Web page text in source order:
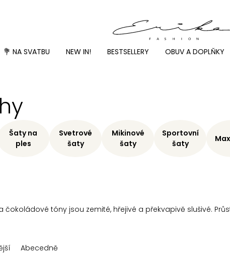
💐 NA SVATBU NEW IN! BESTSELLERY OBUV A DOPLŇKY
čokoládové tóny jsou zemité, hřejivé a překvapivě slušivé.
Šaty na
ples
Svetrové
šaty
Mikinové
šaty
Sportovní
šaty
Abecedně